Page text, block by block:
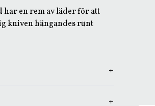
har en rem av läder för att
kniven hängandes runt